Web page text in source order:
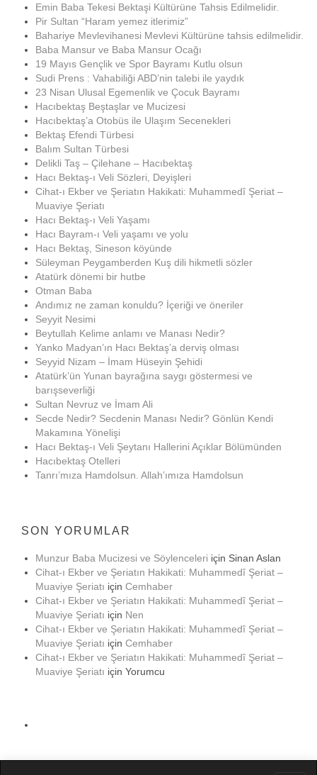
Emin Baba Tekesi Bektaşi Kültürüne Tahsis Edilmelidir.
Pir Sultan “Haram yemez itlerimiz”
Bahariye Mevlevihanesi Mevlevi Kültürüne tahsis edilmelidir.
Baba Mansur ve Baba Mansur Ocağı
19 Mayıs Gençlik ve Spor Bayramı Kutlu olsun
Sudi Prens : Vahabiliği ABD’nin talebi ile yaydık
23 Nisan Ulusal Egemenlik ve Çocuk Bayramı
Hacıbektaş Beştaşlar ve Mucizesi
Hacıbektaş’a Otobüs ile Ulaşım Secenekleri
Bektaş Efendi Türbesi
Balım Sultan Türbesi
Delikli Taş – Çilehane – Hacıbektaş
Hacı Bektaş-ı Veli Sözleri, Deyişleri
Cihat-ı Ekber ve Şeriatın Hakikati: Muhammedî Şeriat –
Muaviye Şeriatı
Hacı Bektaş-ı Veli Yaşamı
Hacı Bayram-ı Veli yaşamı ve yolu
Hacı Bektaş, Sineson köyünde
Süleyman Peygamberden Kuş dili hikmetli sözler
Atatürk dönemi bir hutbe
Otman Baba
Andımız ne zaman konuldu? İçeriği ve öneriler
Seyyit Nesimi
Beytullah Kelime anlamı ve Manası Nedir?
Yanko Madyan’ın Hacı Bektaş’a derviş olması
Seyyid Nizam – İmam Hüseyin Şehidi
Atatürk’ün Yunan bayrağına saygı göstermesi ve
barışseverliği
Sultan Nevruz ve İmam Ali
Secde Nedir? Secdenin Manası Nedir? Gönlün Kendi
Makamına Yönelişi
Hacı Bektaş-ı Veli Şeytanı Hallerini Açıklar Bölümünden
Hacıbektaş Otelleri
Tanrı’mıza Hamdolsun. Allah’ımıza Hamdolsun
SON YORUMLAR
Munzur Baba Mucizesi ve Söylenceleri için Sinan Aslan
Cihat-ı Ekber ve Şeriatın Hakikati: Muhammedî Şeriat –
Muaviye Şeriatı için Cemhaber
Cihat-ı Ekber ve Şeriatın Hakikati: Muhammedî Şeriat –
Muaviye Şeriatı için Nen
Cihat-ı Ekber ve Şeriatın Hakikati: Muhammedî Şeriat –
Muaviye Şeriatı için Cemhaber
Cihat-ı Ekber ve Şeriatın Hakikati: Muhammedî Şeriat –
Muaviye Şeriatı için Yorumcu